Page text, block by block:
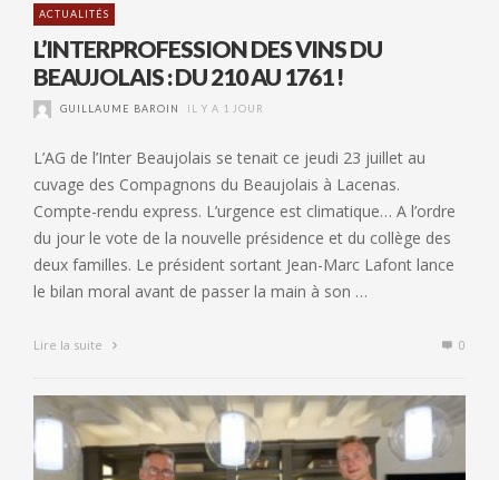
ACTUALITÉS
L’INTERPROFESSION DES VINS DU
BEAUJOLAIS : DU 210 AU 1761 !
GUILLAUME BAROIN IL Y A 1 JOUR
L’AG de l’Inter Beaujolais se tenait ce jeudi 23 juillet au
cuvage des Compagnons du Beaujolais à Lacenas.
Compte-rendu express. L’urgence est climatique… A l’ordre
du jour le vote de la nouvelle présidence et du collège des
deux familles. Le président sortant Jean-Marc Lafont lance
le bilan moral avant de passer la main à son …
Lire la suite 0